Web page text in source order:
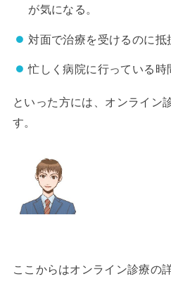
が気になる。
対面で治療を受けるのに抵
忙しく病院に行っている時
といった方には、オンライン
す。
ここからはオンライン診療の